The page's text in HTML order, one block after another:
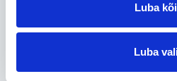
Luba
Luba
Uusimad müügis olevad